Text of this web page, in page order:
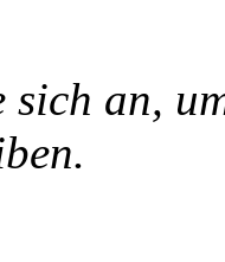
sich an,